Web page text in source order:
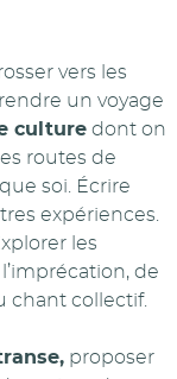
vers les
un voyage
culture dont on
routes de
soi. Écrire
expériences.
les
de
chant collectif.
proposer